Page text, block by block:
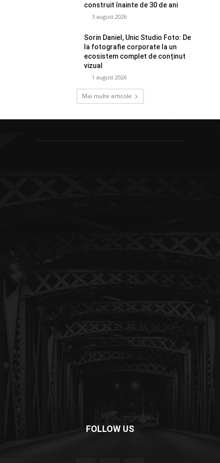
construit înainte de 30 de ani
3 august 2026
Sorin Daniel, Unic Studio Foto: De
la fotografie corporate la un
ecosistem complet de conținut
vizual
1 august 2026
Mai multe articole
FOLLOW US